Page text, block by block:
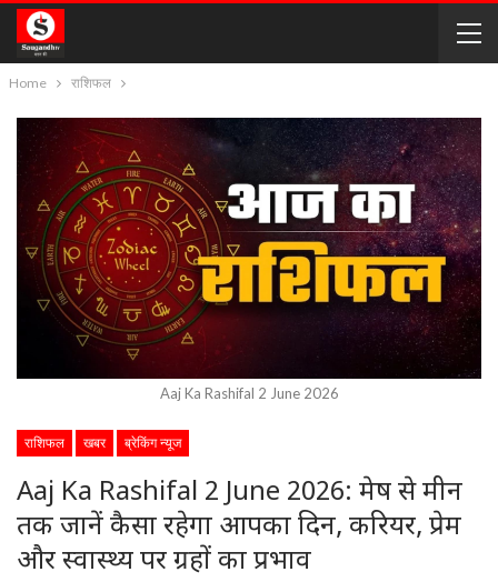
Home राशिफल
Aaj Ka Rashifal 2 June 2026
राशिफल खबर ब्रेकिंग न्यूज
Aaj Ka Rashifal 2 June 2026: मेष से मीन
तक जानें कैसा रहेगा आपका दिन, करियर, प्रेम
और स्वास्थ्य पर ग्रहों का प्रभाव